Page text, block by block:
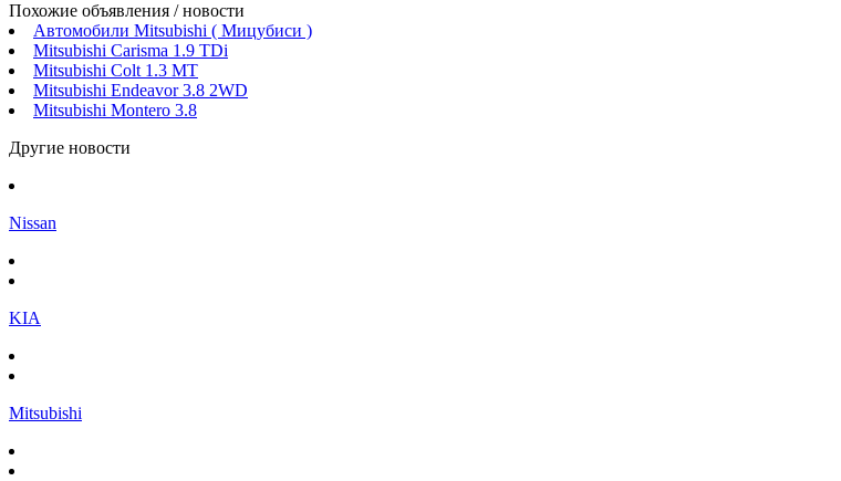
Похожие объявления / новости
Автомобили Mitsubishi ( Мицубиси )
Mitsubishi Carisma 1.9 TDi
Mitsubishi Colt 1.3 MT
Mitsubishi Endeavor 3.8 2WD
Mitsubishi Montero 3.8
Другие новости
Nissan
KIA
Mitsubishi